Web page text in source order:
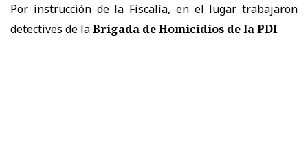
Por instrucción de la Fiscalía, en el lugar trabajaron
detectives de laBrigada de Homicidios de la PDI.